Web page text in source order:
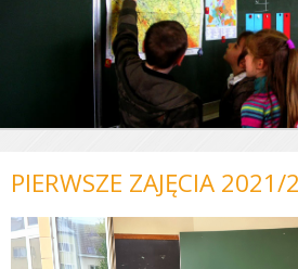
PIERWSZE ZAJĘCIA 2021/